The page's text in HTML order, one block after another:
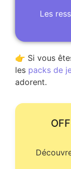
Les
👉 Si vous
les packs de
adorent.